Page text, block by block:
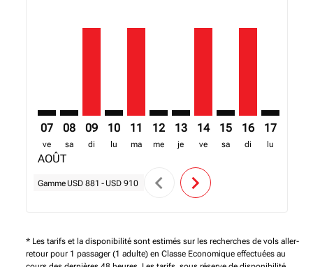
ACC–FNA: cmp-view-offers-disclaimer. Trouver des
07
ve
AOÛT
ACC–FNA: cmp-view-offers-disclaimer. Trouver
08
sa
ACC–FNA, 09/08/2026 – 21/08/2026: A partir
09
di
ACC–FNA: cmp-view-offers-disclaimer.
10
lu
ACC–FNA, 11/08/2026 – 01/09/
11
ma
ACC–FNA: cmp-view-offers-
12
me
ACC–FNA: cmp-view-
13
je
ACC–FNA, 14/08/
14
ve
ACC–FNA: cmp-
15
sa
ACC–FNA,
16
di
17
lu
Gamme USD 881 - USD 910 chevron_left chevron_right
* Les tarifs et la disponibilité sont estimés sur les recherches de vols aller-
retour pour 1 passager (1 adulte) en Classe Economique effectuées au